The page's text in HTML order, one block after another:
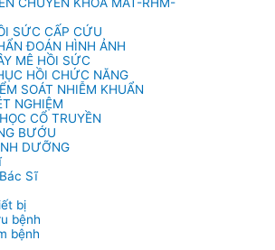
SỨC CẤP CỨU
ĐOÁN HÌNH ẢNH
MÊ HỒI SỨC
HỒI CHỨC NĂNG
SOÁT NHIỄM KHUẨN
NGHIỆM
CỔ TRUYỀN
BƯỚU
DƯỠNG
Sĩ
bị
bệnh
bệnh